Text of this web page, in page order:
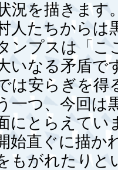
況を描きます
人たちからは
ンプスは「こ
いなる矛盾で
は安らぎを得
一つ、今回は
にとらえてい
始直ぐに描か
もがれたりと